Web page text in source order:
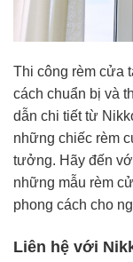
Thi công rèm cửa
cách chuẩn bị và
dẫn chi tiết từ
những chiếc rèm
tưởng. Hãy đến
những mẫu rèm
phong cách cho
Liên hệ với